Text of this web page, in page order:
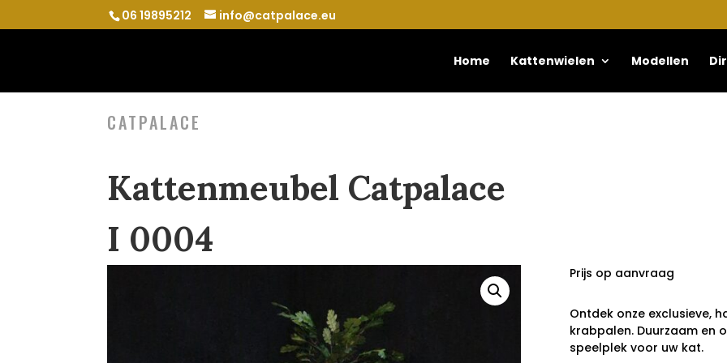
06 19895212 info@catpalace.eu
Home Kattenwielen Modellen
CATPALACE
Kattenmeubel Catpalace
I 0004
Prijs op aanvraag
Ontdek onze exclusieve,
krabpalen. Duurzaam en
speelplek voor uw kat.